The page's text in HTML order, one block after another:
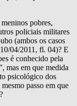
pobres,
policiais militares
(ambos os casos
04/2011, fl. 04)? E
é conhecido pela
mas em que medida
psicológico dos
passo em que